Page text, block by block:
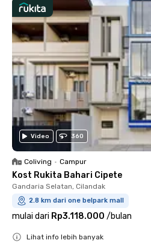
Video 360
Coliving • Campur
Kost Rukita Bahari Cipete
Gandaria Selatan, Cilandak
2.8 km dari one belpark mall
mulai dari Rp3.118.000 /bulan
Lihat info lebih banyak